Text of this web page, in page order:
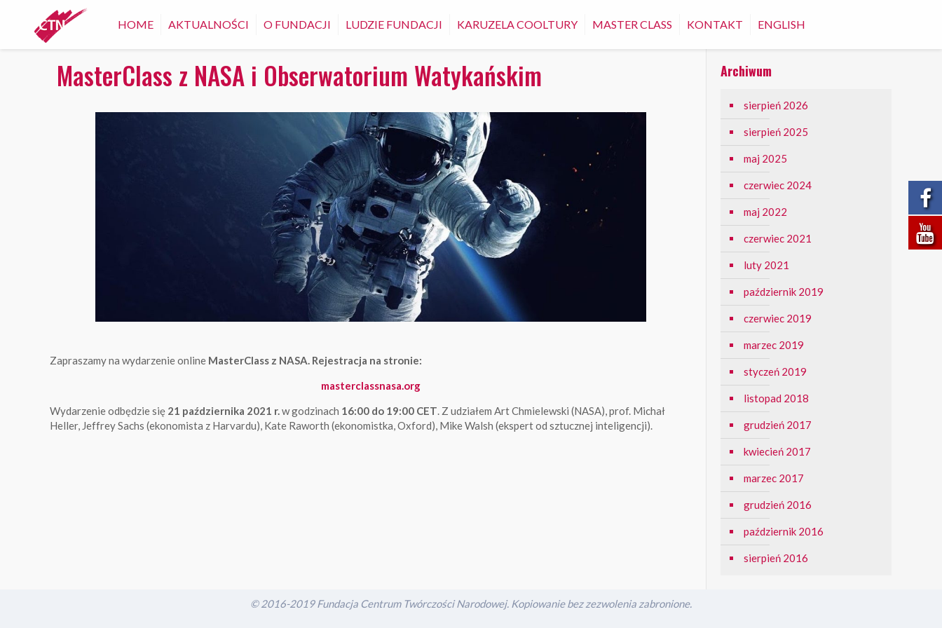
HOME AKTUALNOŚCI O FUNDACJI LUDZIE FUNDACJI KARUZELA COOLTURY MASTER CLASS KONTAKT ENGLISH
MasterClass z NASA i Obserwatorium Watykańskim
Zapraszamy na wydarzenie online MasterClass z NASA. Rejestracja na stronie:
masterclassnasa.org
Wydarzenie odbędzie się 21 października 2021 r.w godzinach 16:00 do 19:00 CET. Z udziałem Art Chmielewski (NASA), prof. Michał
Heller, Jeffrey Sachs (ekonomista z Harvardu), Kate Raworth (ekonomistka, Oxford), Mike Walsh (ekspert od sztucznej inteligencji).
Archiwum
sierpień 2026
sierpień 2025
maj 2025
czerwiec 2024
maj 2022
czerwiec 2021
luty 2021
październik 2019
czerwiec 2019
marzec 2019
styczeń 2019
listopad 2018
grudzień 2017
kwiecień 2017
marzec 2017
grudzień 2016
październik 2016
sierpień 2016
© 2016-2019 Fundacja Centrum Twórczości Narodowej. Kopiowanie bez zezwolenia zabronione.